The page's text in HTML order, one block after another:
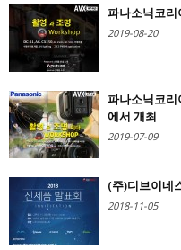
파나소닉코리
2019-08-20
파나소닉코리
에서 개최
2019-07-09
(주)디브이네
2018-11-05